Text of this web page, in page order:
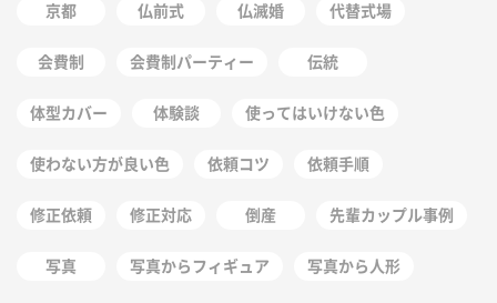
京都 仏前式 仏滅婚 代替式場
会費制 会費制パーティー 伝統
体型カバー 体験談 使ってはいけない色
使わない方が良い色 依頼コツ 依頼手順
修正依頼 修正対応 倒産 先輩カップル事例
写真 写真からフィギュア 写真から人形